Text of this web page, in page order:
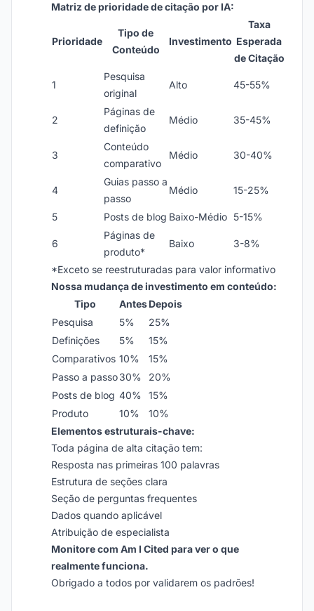
Matriz de prioridade de citação por IA:
Prioridade
Tipo de
Conteúdo
Investimento
Taxa
Esperada
de Citação
1
Pesquisa
original
Alto 45-55%
2
Páginas de
definição
Médio 35-45%
3
Conteúdo
comparativo
Médio 30-40%
4
Guias passo a
passo
Médio 15-25%
5 Posts de blog Baixo-Médio 5-15%
6
Páginas de
produto*
Baixo 3-8%
*Exceto se reestruturadas para valor informativo
Nossa mudança de investimento em conteúdo:
Tipo
AntesDepois
Pesquisa
5%
25%
Definições
5%
15%
Comparativos 10%
15%
Passo a passo30%
20%
Posts de blog 40%
15%
Produto
10%
10%
Elementos estruturais-chave:
Toda página de alta citação tem:
Resposta nas primeiras 100 palavras
Estrutura de seções clara
Seção de perguntas frequentes
Dados quando aplicável
Atribuição de especialista
Monitore com Am I Cited para ver o que
realmente funciona.
Obrigado a todos por validarem os padrões!